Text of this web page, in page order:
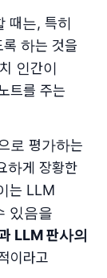
때는, 특히
하는 것을
인간이
트를 주는
로 평가하는
하게 장황한
는 LLM
있음을
LLM 판사의
이라고